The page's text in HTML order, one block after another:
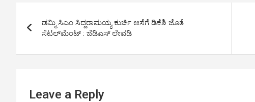
p
p
o
k
er
k
navigation
ಡಮ್ಮಿ ಸಿಎಂ ಸಿದ್ದರಾಮಯ್ಯ ಕುರ್ಚಿ ಆಸೆಗೆ ಡಿಕೆಶಿ ಜೊತೆ
ಸೆಟಲ್‌ಮೆಂಟ್‌ : ಜೆಡಿಎಸ್ ಲೇವಡಿ
Leave a Reply